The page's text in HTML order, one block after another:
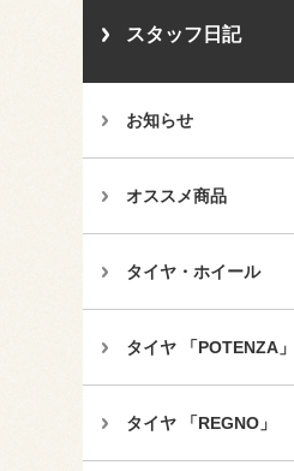
スタッフ日記
お知らせ
オススメ商品
タイヤ・ホイール
タイヤ 「POTENZA」
タイヤ 「REGNO」